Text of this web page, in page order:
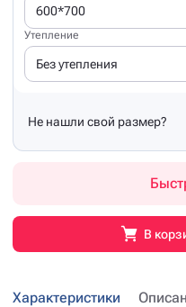
600*700
Утепление
Без утепления
Не нашли свой размер?
В
Характеристики